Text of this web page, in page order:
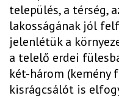
település, a térség,
lakosságának jól
jelenlétük a
a telelő erdei
két-három (kemény
kisrágcsálót is